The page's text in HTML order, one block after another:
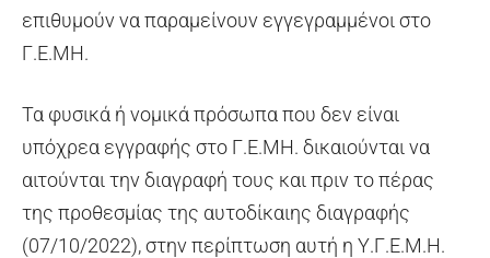
επιθυμούν να παραμείνουν εγγεγραμμένοι στο
Γ.Ε.ΜΗ.
Τα φυσικά ή νομικά πρόσωπα που δεν είναι
υπόχρεα εγγραφής στο Γ.Ε.ΜΗ. δικαιούνται να
αιτούνται την διαγραφή τους και πριν το πέρας
της προθεσμίας της αυτοδίκαιης διαγραφής
(07/10/2022), στην περίπτωση αυτή η Υ.Γ.Ε.Μ.Η.